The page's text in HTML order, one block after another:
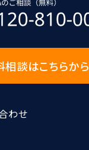
相談はこちらから
わせ